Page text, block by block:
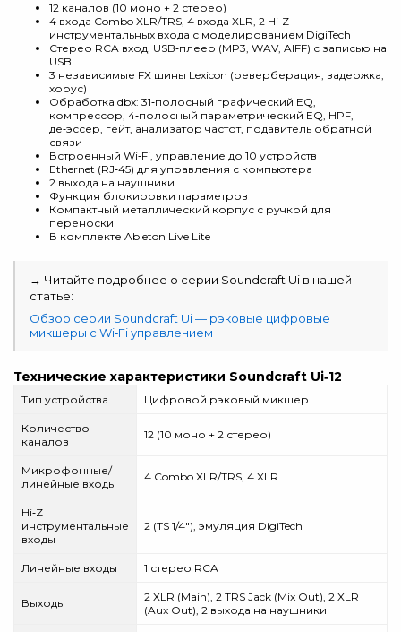
12 каналов (10 моно + 2 стерео)
4 входа Combo XLR/TRS, 4 входа XLR, 2 Hi‑Z
инструментальных входа с моделированием DigiTech
Стерео RCA вход, USB‑плеер (MP3, WAV, AIFF) с записью на
USB
3 независимые FX шины Lexicon (реверберация, задержка,
хорус)
Обработка dbx: 31‑полосный графический EQ,
компрессор, 4‑полосный параметрический EQ, HPF,
де‑эссер, гейт, анализатор частот, подавитель обратной
связи
Встроенный Wi‑Fi, управление до 10 устройств
Ethernet (RJ‑45) для управления с компьютера
2 выхода на наушники
Функция блокировки параметров
Компактный металлический корпус с ручкой для
переноски
В комплекте Ableton Live Lite
→ Читайте подробнее о серии Soundcraft Ui в нашей
статье:
Обзор серии Soundcraft Ui — рэковые цифровые
микшеры с Wi‑Fi управлением
Технические характеристики Soundcraft Ui‑12
Тип устройства Цифровой рэковый микшер
Количество
каналов
12 (10 моно + 2 стерео)
Микрофонные/
линейные входы
4 Combo XLR/TRS, 4 XLR
Hi‑Z
инструментальные
входы
2 (TS 1/4"), эмуляция DigiTech
Линейные входы 1 стерео RCA
Выходы
2 XLR (Main), 2 TRS Jack (Mix Out), 2 XLR
(Aux Out), 2 выхода на наушники